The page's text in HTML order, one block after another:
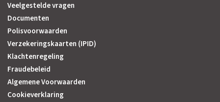
Veelgestelde vragen
Documenten
Polisvoorwaarden
Verzekeringskaarten (IPID)
Klachtenregeling
Fraudebeleid
Algemene Voorwaarden
Cookieverklaring